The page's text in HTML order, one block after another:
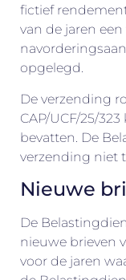
fictief
van de jaren
opgelegd.
De verzending
CAP/UCF/25/
bevatten. De
verzending niet
Nieuwe
De
nieuwe brieven
voor de jaren